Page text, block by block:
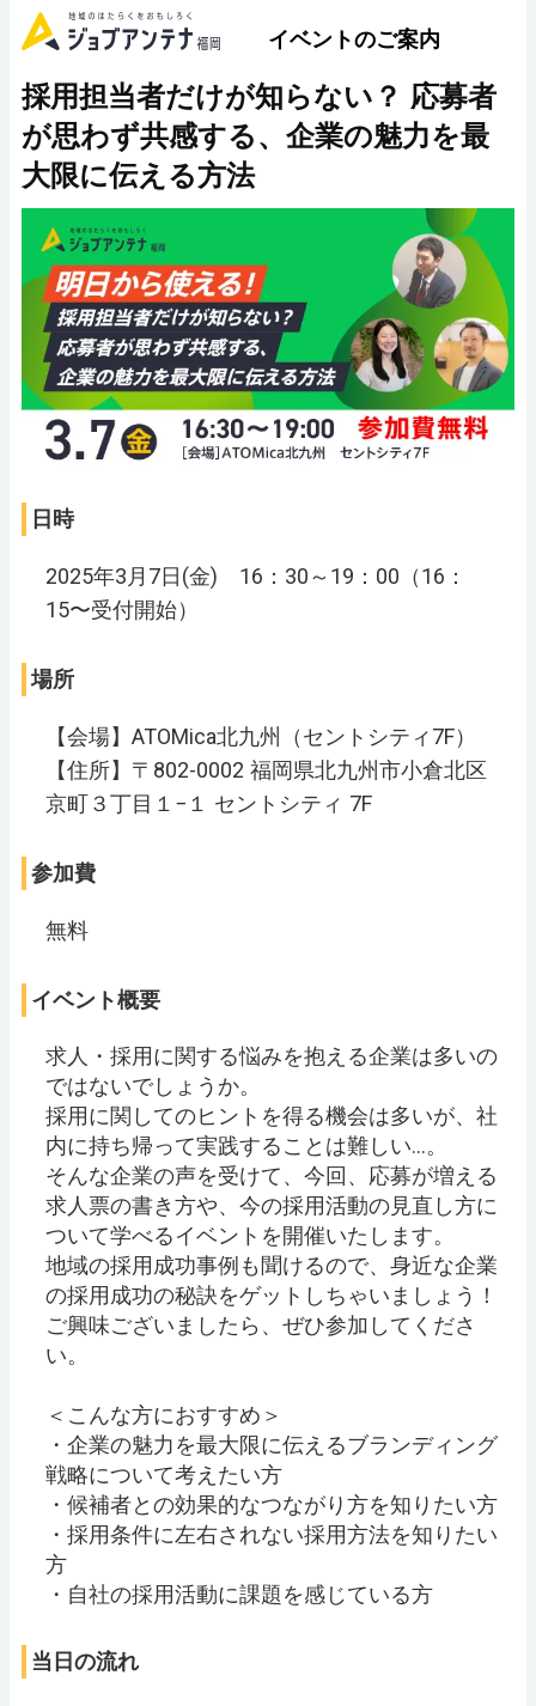
イベントのご案内
採用担当者だけが知らない？ 応募者
が思わず共感する、企業の魅力を最
大限に伝える方法
日時
2025年3月7日(金) 16：30～19：00（16：
15〜受付開始）
場所
【会場】ATOMica北九州（セントシティ7F）
【住所】〒802-0002 福岡県北九州市小倉北区
京町３丁目１−１ セントシティ 7F
参加費
無料
イベント概要
求人・採用に関する悩みを抱える企業は多いの
ではないでしょうか。
採用に関してのヒントを得る機会は多いが、社
内に持ち帰って実践することは難しい…。
そんな企業の声を受けて、今回、応募が増える
求人票の書き方や、今の採用活動の見直し方に
ついて学べるイベントを開催いたします。
地域の採用成功事例も聞けるので、身近な企業
の採用成功の秘訣をゲットしちゃいましょう！
ご興味ございましたら、ぜひ参加してくださ
い。
＜こんな方におすすめ＞
・企業の魅力を最大限に伝えるブランディング
戦略について考えたい方
・候補者との効果的なつながり方を知りたい方
・採用条件に左右されない採用方法を知りたい
方
・自社の採用活動に課題を感じている方
当日の流れ